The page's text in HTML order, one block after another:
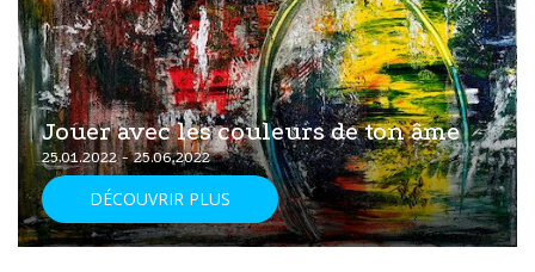
Jouer avec les couleurs de ton âme
25.01.2022 - 25.06.2022
DÉCOUVRIR PLUS